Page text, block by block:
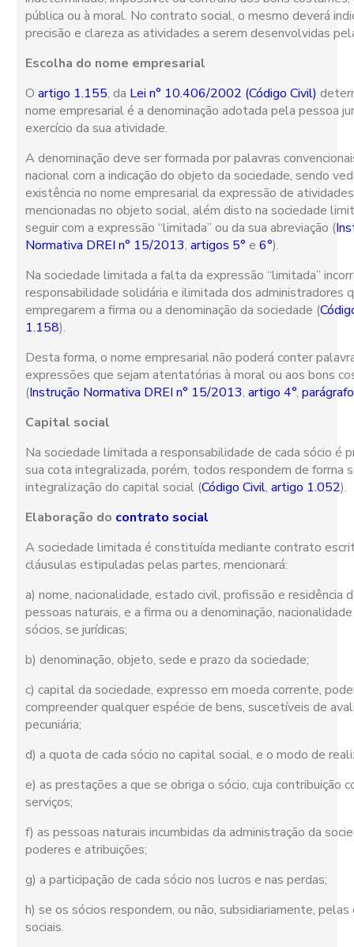
pública ou à moral. No contrato social, o mesmo deverá
precisão e clareza as atividades a serem desenvolvidas
Escolha do nome empresarial
Oartigo 1.155, da Lei n° 10.406/2002 (Código Civil)
nome empresarial é a denominação adotada pela pessoa
exercício da sua atividade.
A denominação deve ser formada por palavras
nacional com a indicação do objeto da sociedade, sendo
existência no nome empresarial da expressão de
mencionadas no objeto social, além disto na sociedade
seguir com a expressão “limitada” ou da sua abreviação (
Normativa DREI n° 15/2013,artigos 5° e6°).
Na sociedade limitada a falta da expressão “limitada”
responsabilidade solidária e ilimitada dos administradores
empregarem a firma ou a denominação da sociedade (
1.158).
Desta forma, o nome empresarial não poderá conter
expressões que sejam atentatórias à moral ou aos bons
(Instrução Normativa DREI n° 15/2013,artigo 4°,
Capital social
Na sociedade limitada a responsabilidade de cada sócio é
sua cota integralizada, porém, todos respondem de forma
integralização do capital social (Código Civil,artigo 1.052).
Elaboração do contrato social
A sociedade limitada é constituída mediante contrato
cláusulas estipuladas pelas partes, mencionará:
a) nome, nacionalidade, estado civil, profissão e residência
pessoas naturais, e a firma ou a denominação,
sócios, se jurídicas;
b) denominação, objeto, sede e prazo da sociedade;
c) capital da sociedade, expresso em moeda corrente,
compreender qualquer espécie de bens, suscetíveis de
pecuniária;
d) a quota de cada sócio no capital social, e o modo de
e) as prestações a que se obriga o sócio, cuja contribuição
serviços;
f) as pessoas naturais incumbidas da administração da
poderes e atribuições;
g) a participação de cada sócio nos lucros e nas perdas;
h) se os sócios respondem, ou não, subsidiariamente, pelas
sociais.